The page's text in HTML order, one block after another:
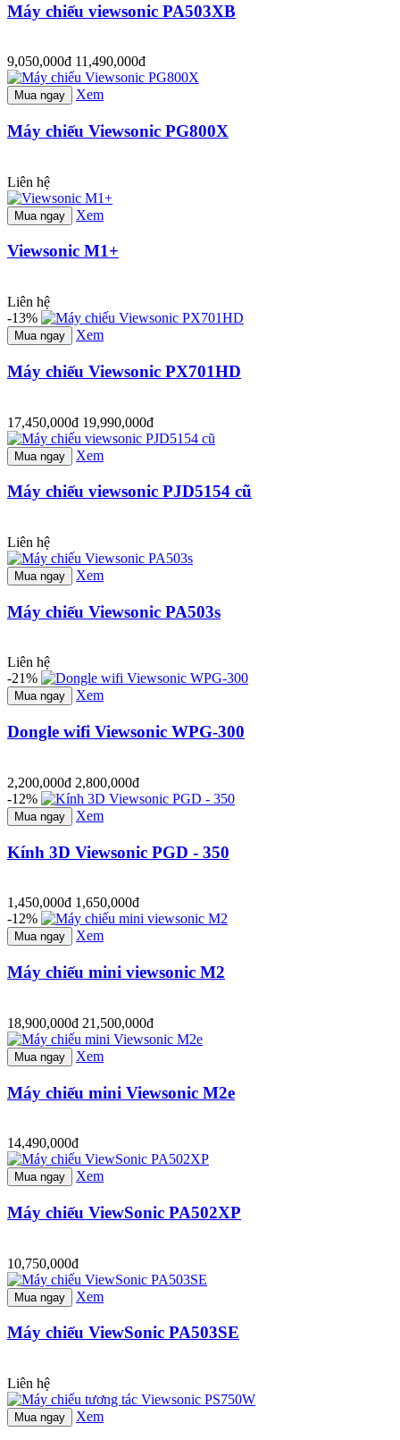
Máy chiếu viewsonic PA503XB
9,050,000đ 11,490,000đ
Mua ngay Xem
Máy chiếu Viewsonic PG800X
Liên hệ
Mua ngay Xem
Viewsonic M1+
Liên hệ
-13%
Mua ngay Xem
Máy chiếu Viewsonic PX701HD
17,450,000đ 19,990,000đ
Mua ngay Xem
Máy chiếu viewsonic PJD5154 cũ
Liên hệ
Mua ngay Xem
Máy chiếu Viewsonic PA503s
Liên hệ
-21%
Mua ngay Xem
Dongle wifi Viewsonic WPG-300
2,200,000đ 2,800,000đ
-12%
Mua ngay Xem
Kính 3D Viewsonic PGD - 350
1,450,000đ 1,650,000đ
-12%
Mua ngay Xem
Máy chiếu mini viewsonic M2
18,900,000đ 21,500,000đ
Mua ngay Xem
Máy chiếu mini Viewsonic M2e
14,490,000đ
Mua ngay Xem
Máy chiếu ViewSonic PA502XP
10,750,000đ
Mua ngay Xem
Máy chiếu ViewSonic PA503SE
Liên hệ
Mua ngay Xem